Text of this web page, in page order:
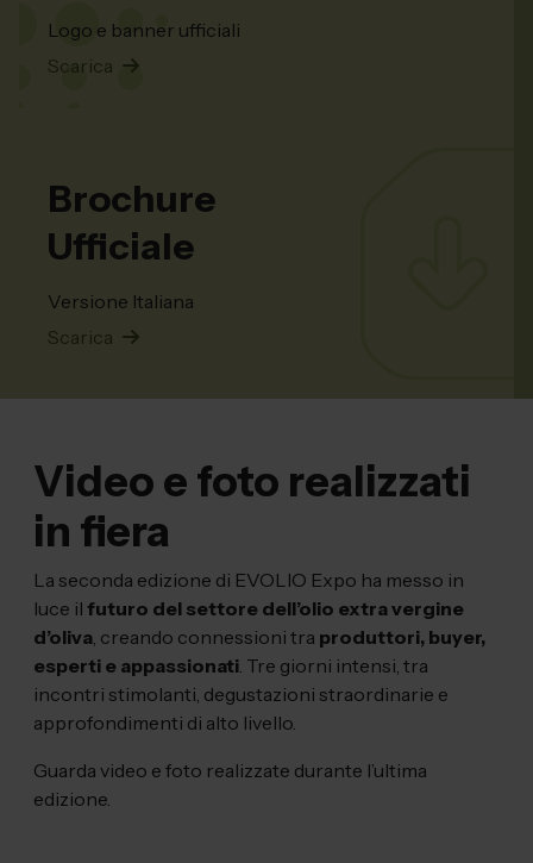
Logo e banner ufficiali
Scarica
Brochure
Ufficiale
Versione Italiana
Scarica
Video e foto realizzati
in fiera
La seconda edizione di EVOLIO Expo ha messo in
luce il futuro del settore dell’olio extra vergine
d’oliva, creando connessioni tra produttori, buyer,
esperti e appassionati. Tre giorni intensi, tra
incontri stimolanti, degustazioni straordinarie e
approfondimenti di alto livello.
Guarda video e foto realizzate durante l’ultima
edizione.